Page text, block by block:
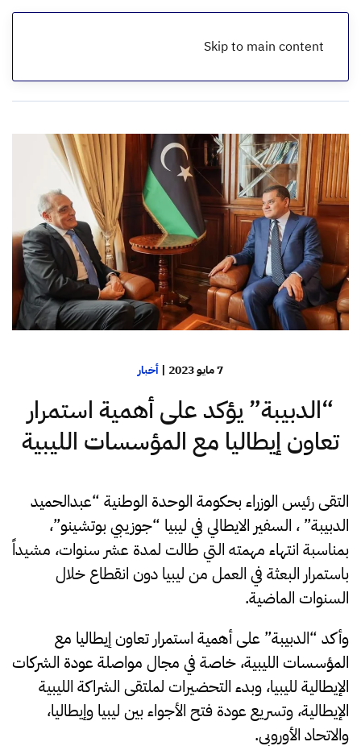
Skip to main content
الرئيسية
7 مايو 2023 | أخبار
“الدبيبة” يؤكد على أهمية استمرار
تعاون إيطاليا مع المؤسسات الليبية
التقى رئيس الوزراء بحكومة الوحدة الوطنية “عبدالحميد
الدبيبة” ، السفير الايطالي في ليبيا “جوزيبي بوتشينو”،
بمناسبة انتهاء مهمته التي طالت لمدة عشر سنوات، مشيداً
باستمرار البعثة في العمل من ليبيا دون انقطاع خلال
السنوات الماضية.
وأكد “الدبيبة” على أهمية استمرار تعاون إيطاليا مع
المؤسسات الليبية، خاصة في مجال مواصلة عودة الشركات
الإيطالية لليبيا، وبدء التحضيرات لملتقى الشراكة الليبية
الإيطالية، وتسريع عودة فتح الأجواء بين ليبيا وإيطاليا،
والاتحاد الأوروبي.